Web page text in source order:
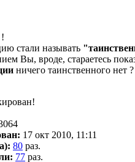
стали называть
Вы, вроде, стараетесь
ничего таинственного нет ?
17 окт 2010, 11:11
80 раз.
77 раз.